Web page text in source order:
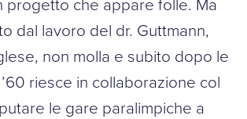
dal lavoro del dr. Guttmann,
non molla e subito dopo le
riesce in collaborazione col
le gare paralimpiche a